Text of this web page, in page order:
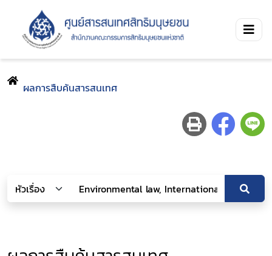
ผลการสืบค้นสารสนเทศ